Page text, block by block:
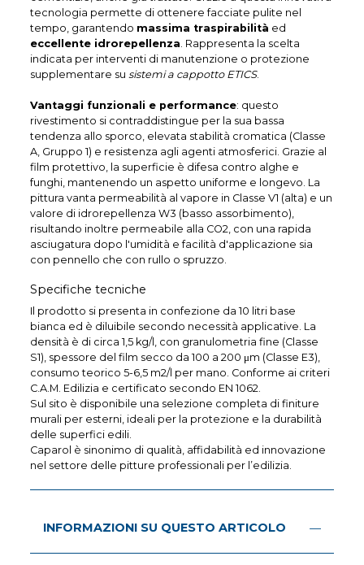
tecnologia permette di ottenere facciate pulite nel
tempo, garantendo massima traspirabilità ed
eccellente idrorepellenza . Rappresenta la scelta
indicata per interventi di manutenzione o protezione
supplementare su sistemi a cappotto ETICS.
Vantaggi funzionali e performance: questo
rivestimento si contraddistingue per la sua bassa
tendenza allo sporco, elevata stabilità cromatica (Classe
A, Gruppo 1) e resistenza agli agenti atmosferici. Grazie al
film protettivo, la superficie è difesa contro alghe e
funghi, mantenendo un aspetto uniforme e longevo. La
pittura vanta permeabilità al vapore in Classe V1 (alta) e un
valore di idrorepellenza W3 (basso assorbimento),
risultando inoltre permeabile alla CO2, con una rapida
asciugatura dopo l'umidità e facilità d'applicazione sia
con pennello che con rullo o spruzzo.
Specifiche tecniche
Il prodotto si presenta in confezione da 10 litri base
bianca ed è diluibile secondo necessità applicative. La
densità è di circa 1,5 kg/l, con granulometria fine (Classe
S1), spessore del film secco da 100 a 200 μm (Classe E3),
consumo teorico 5-6,5 m2/l per mano. Conforme ai criteri
C.A.M. Edilizia e certificato secondo EN 1062.
Sul sito è disponibile una selezione completa di finiture
murali per esterni, ideali per la protezione e la durabilità
delle superfici edili.
Caparol è sinonimo di qualità, affidabilità ed innovazione
nel settore delle pitture professionali per l’edilizia.
INFORMAZIONI SU QUESTO ARTICOLO